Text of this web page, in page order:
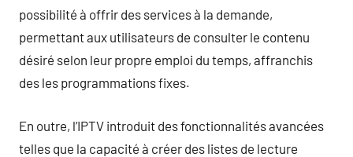
possibilité à offrir des services à la demande,
permettant aux utilisateurs de consulter le contenu
désiré selon leur propre emploi du temps, affranchis
des les programmations fixes.
En outre, l’IPTV introduit des fonctionnalités avancées
telles que la capacité à créer des listes de lecture